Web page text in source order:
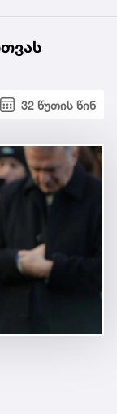
32 წუთის წინ